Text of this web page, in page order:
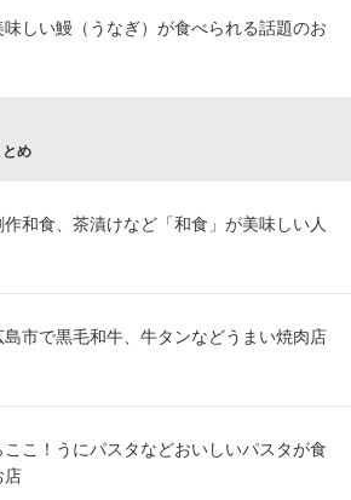
味しい鰻（うなぎ）が食べられる話題のお
め
作和食、茶漬けなど「和食」が美味しい人
島市で黒毛和牛、牛タンなどうまい焼肉店
ここ！うにパスタなどおいしいパスタが食
店